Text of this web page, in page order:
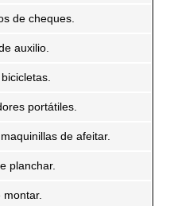
de cheques.
auxilio.
portátiles.
de afeitar.
planchar.
montar.